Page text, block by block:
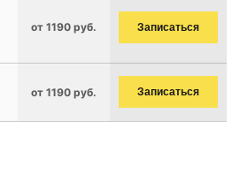
от 1190 руб. Записаться
от 1190 руб. Записаться